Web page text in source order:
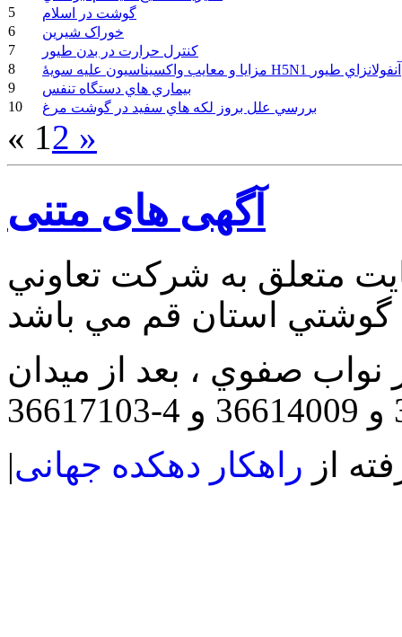
5
گوشت در اسلام
6
خوراک شيرين
7
کنترل حرارت در بدن طيور
8
مزايا و معايب واکسيناسيون عليه سويۀ H5N1 آنفولانزاي طيور
9
بيماري هاي دستگاه تنفس
10
بررسي علل بروز لکه هاي سفيد در گوشت مرغ
« 12 »
آگهی های متنی
متعلق به شرکت تعاوني
نواب صفوي ، بعد از ميدان
از راهکار دهکده جهانی